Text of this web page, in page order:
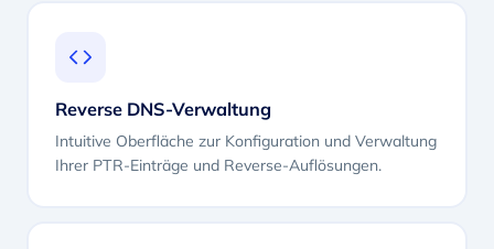
Reverse DNS-Verwaltung
Intuitive Oberfläche zur Konfiguration und Verwaltung
Ihrer PTR-Einträge und Reverse-Auflösungen.